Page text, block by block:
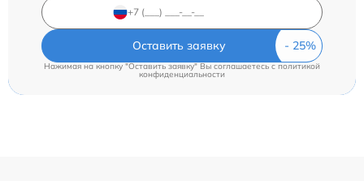
Оставить заявку
Нажимая на кнопку "Оставить заявку" Вы соглашаетесь cполитикой
конфиденциальности